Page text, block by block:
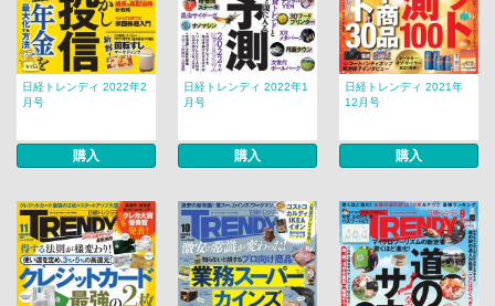
日経トレンディ 2022年2
月号
購入
日経トレンディ 2022年1
月号
購入
日経トレンディ 2021年
12月号
購入